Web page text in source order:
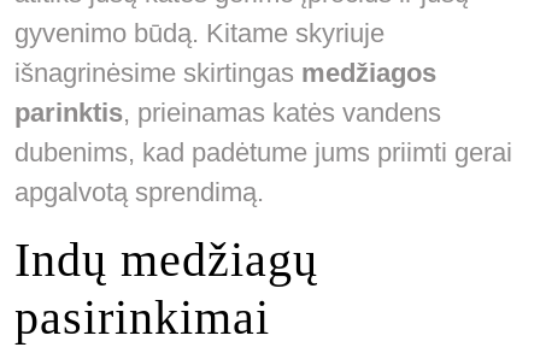
gyvenimo būdą. Kitame skyriuje
išnagrinėsime skirtingas medžiagos
parinktis, prieinamas katės vandens
dubenims, kad padėtume jums priimti gerai
apgalvotą sprendimą.
Indų medžiagų
pasirinkimai